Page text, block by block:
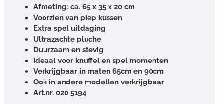
Afmeting: ca. 65 x 35 x 20 cm
Voorzien van piep kussen
Extra spel uitdaging
Ultrazachte pluche
Duurzaam en stevig
Ideaal voor knuffel en spel momenten
Verkrijgbaar in maten 65cm en 90cm
Ook in andere modellen verkrijgbaar
Art.nr. 020 5194